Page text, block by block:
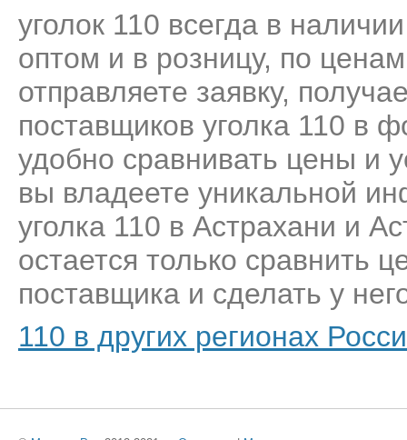
уголок 110 всегда в
оптом и в розницу, по
отправляете заявку,
поставщиков уголка 110 в
удобно сравнивать цены и
вы владеете уникальной
уголка 110 в Астрахани и
остается только сравнить
поставщика и сделать у
110 в других регионах